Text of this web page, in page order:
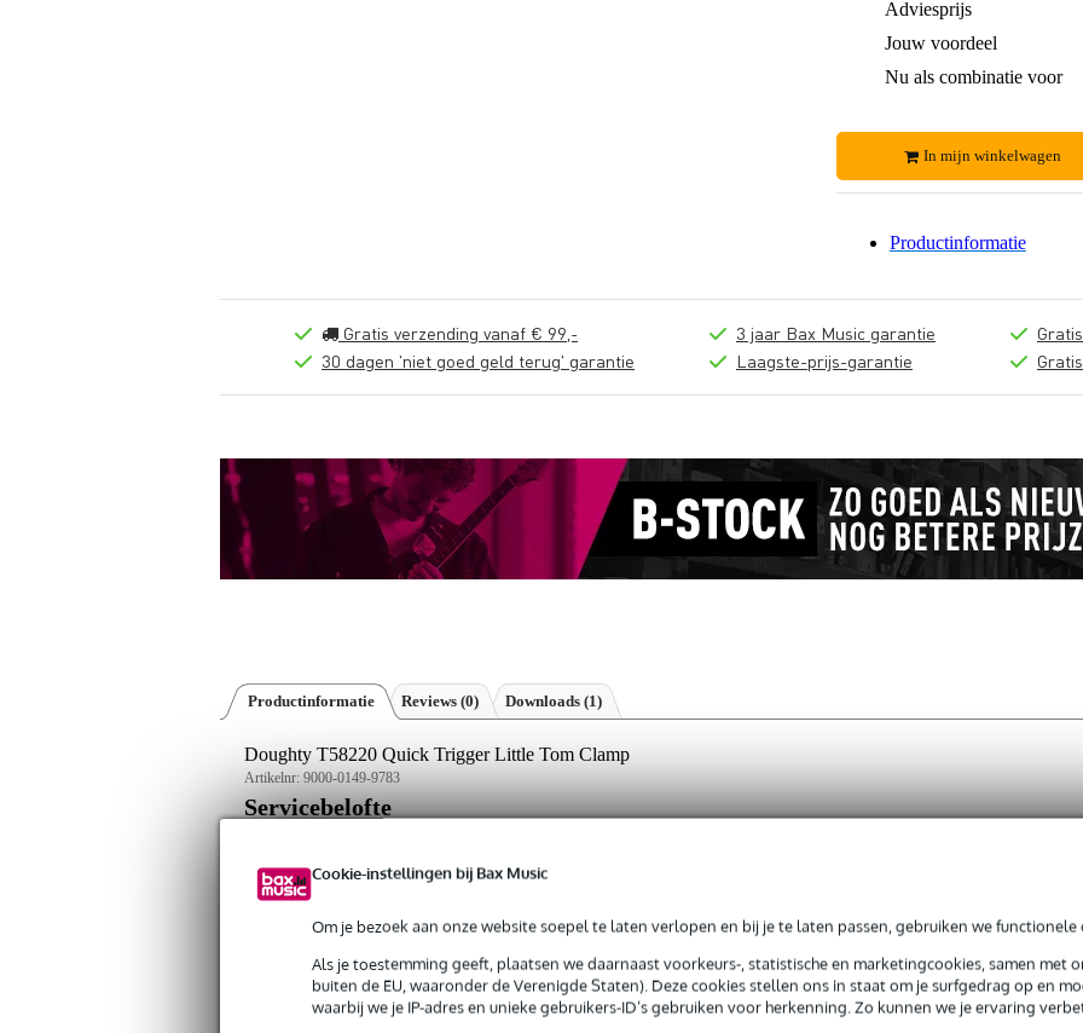
Cookie-instellingen bij Bax Music
Om je bezoek aan onze website soepel te laten verlopen en bij je te laten passen, gebruiken we functionele
Als je toestemming geeft, plaatsen we daarnaast voorkeurs-, statistische en marketingcookies, samen met
buiten de EU, waaronder de Verenigde Staten). Deze cookies stellen ons in staat om je surfgedrag op en
waarbij we je IP-adres en unieke gebruikers-ID’s gebruiken voor herkenning. Zo kunnen we je ervaring
Adviesprijs
Jouw voordeel
Nu als combinatie voor
In mijn winkelwagen
Productinformatie
Gratis verzending vanaf € 99,-
30 dagen 'niet goed geld terug' garantie
3 jaar Bax Music garantie
Laagste-prijs-garantie
Productinformatie Reviews (0) Downloads (1)
Doughty T58220 Quick Trigger Little Tom Clamp
Artikelnr: 9000-0149-9783
Servicebelofte
Bax Music Garantie: Op dit product krijg je 3 jaar Bax Music Garantie.
Op dit product krijg je 3 jaar Bax Music Garantie.
Plus- en minpunten
Eenvoudig te vergrendelen met quick trigger.
TÜV-goedgekeurd voor verticale belasting.